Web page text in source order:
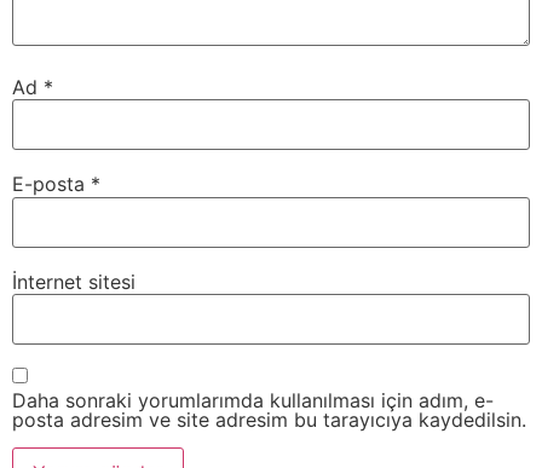
Ad *
E-posta *
İnternet sitesi
Daha sonraki yorumlarımda kullanılması için adım, e-
posta adresim ve site adresim bu tarayıcıya kaydedilsin.